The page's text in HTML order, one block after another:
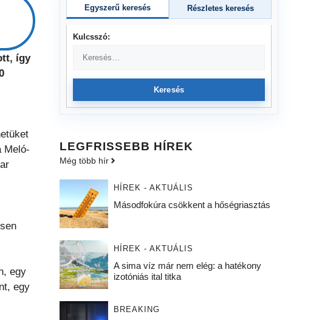
így
Meló-
egy
egy
Egyszerű keresés Részletes keresés
Kulcsszó:
Keresés
LEGFRISSEBB HÍREK
Még több hír
HÍREK - AKTUÁLIS
Másodfokúra csökkent a hőségriasztás
HÍREK - AKTUÁLIS
A sima víz már nem elég: a hatékony
izotóniás ital titka
BREAKING